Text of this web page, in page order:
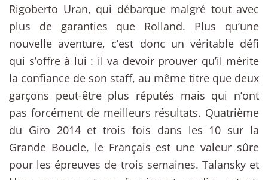
Rigoberto Uran, qui débarque malgré tout avec
plus de garanties que Rolland. Plus qu’une
nouvelle aventure, c’est donc un véritable défi
qui s’offre à lui : il va devoir prouver qu’il mérite
la confiance de son staff, au même titre que deux
garçons peut-être plus réputés mais qui n’ont
pas forcément de meilleurs résultats. Quatrième
du Giro 2014 et trois fois dans les 10 sur la
Grande Boucle, le Français est une valeur sûre
pour les épreuves de trois semaines. Talansky et